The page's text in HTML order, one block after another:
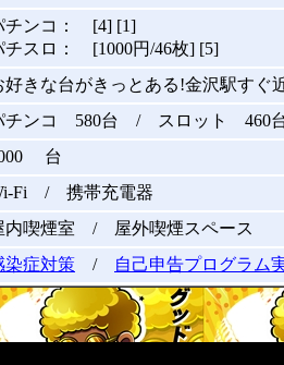
チンコ： [4] [1]
チスロ： [1000円/46枚] [5]
好きな台がきっとある!金沢駅すぐ
チンコ 580台 / スロット 460
台
Fi / 携帯充電器
内喫煙室 / 屋外喫煙スペース
染症対策 / 自己申告プログラム